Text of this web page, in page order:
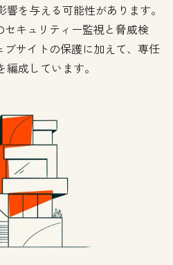
を与える可能性があります。
キュリティー監視と脅威検
ブサイトの保護に加えて、専任
成しています。